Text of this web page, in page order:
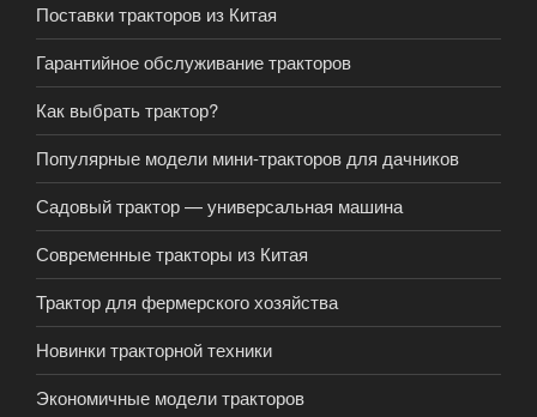
Поставки тракторов из Китая
Гарантийное обслуживание тракторов
Как выбрать трактор?
Популярные модели мини-тракторов для дачников
Садовый трактор — универсальная машина
Современные тракторы из Китая
Трактор для фермерского хозяйства
Новинки тракторной техники
Экономичные модели тракторов